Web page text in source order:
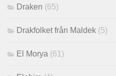
Draken (65)
Drakfolket från Maldek (5)
El Morya (61)